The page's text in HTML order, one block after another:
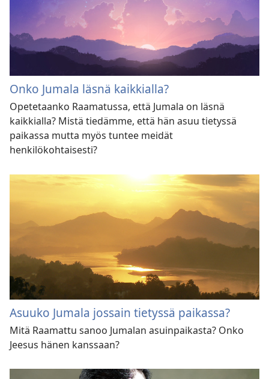
Onko Jumala läsnä kaikkialla?
Opetetaanko Raamatussa, että Jumala on läsnä
kaikkialla? Mistä tiedämme, että hän asuu tietyssä
paikassa mutta myös tuntee meidät
henkilökohtaisesti?
Asuuko Jumala jossain tietyssä paikassa?
Mitä Raamattu sanoo Jumalan asuinpaikasta? Onko
Jeesus hänen kanssaan?